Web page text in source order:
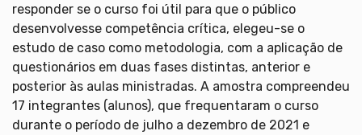
responder se o curso foi útil para que o público
desenvolvesse competência crítica, elegeu-se o
estudo de caso como metodologia, com a aplicação de
questionários em duas fases distintas, anterior e
posterior às aulas ministradas. A amostra compreendeu
17 integrantes (alunos), que frequentaram o curso
durante o período de julho a dezembro de 2021 e